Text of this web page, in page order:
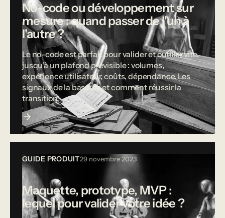
No-code ou développement sur
mesure : quand passer de l'un à
l'autre ?
Le no-code est parfait pour valider et outiller vite,
jusqu'à un plafond prévisible : volumes,
expérience utilisateur, coûts, dépendance. Les
signaux de la bascule et comment réussir la
transition.
GUIDE PRODUIT29 novembre 2023
Maquette, prototype, MVP :
lequel pour valider votre idée ?